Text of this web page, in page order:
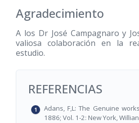
Agradecimiento
A los Dr José Campagnaro y
valiosa colaboración en la
estudio.
REFERENCIAS
Adans, F,L: The Genuine
1886; Vol. 1-2: New York,